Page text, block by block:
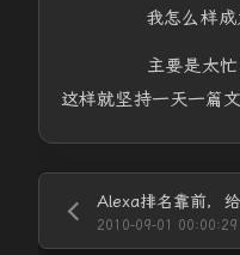
我怎么样成为
主要是太忙了
这样就坚持一天一篇文
Alexa排名靠前，
2010-09-01 00:00:29